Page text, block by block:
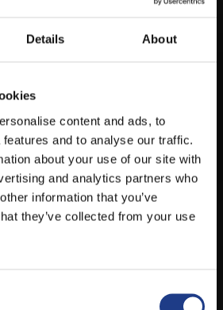
Details About
content and ads, to
and to analyse our traffic.
about your use of our site with
and analytics partners who
information that you’ve
they’ve collected from your use